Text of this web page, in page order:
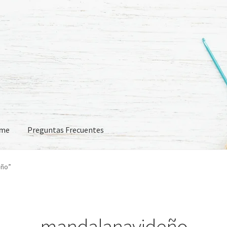
Preguntas Frecuentes